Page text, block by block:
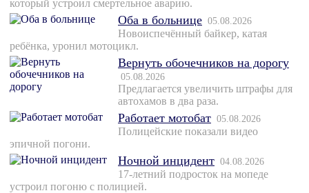
который устроил смертельное аварию.
Оба в больнице 05.08.2026
Новоиспечённый байкер, катая
ребёнка, уронил мотоцикл.
Вернуть обочечников на дорогу
05.08.2026
Предлагается увеличить штрафы для
автохамов в два раза.
Работает мотобат 05.08.2026
Полицейские показали видео
эпичной погони.
Ночной инцидент 04.08.2026
17-летний подросток на мопеде
устроил погоню с полицией.